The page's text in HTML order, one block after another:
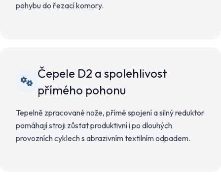
pohybu do řezací komory.
Čepele D2 a spolehlivost
přímého pohonu
Tepelně zpracované nože, přímé spojení a silný reduktor
pomáhají stroji zůstat produktivní i po dlouhých
provozních cyklech s abrazivním textilním odpadem.